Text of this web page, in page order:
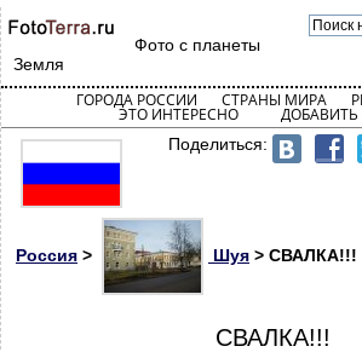
Фото с планеты
Земля
ГОРОДА РОССИИ СТРАНЫ МИРА
ЭТО ИНТЕРЕСНО
Поделиться:
Россия > Шуя > СВАЛКА!!!
СВАЛКА!!!